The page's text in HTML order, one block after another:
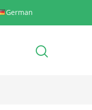
German